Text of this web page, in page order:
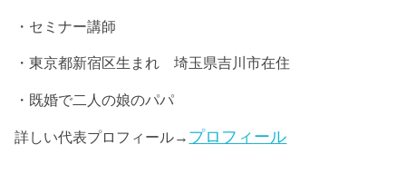
・セミナー講師
・東京都新宿区生まれ 埼玉県吉川市在住
・既婚で二人の娘のパパ
詳しい代表プロフィール→ プロフィール